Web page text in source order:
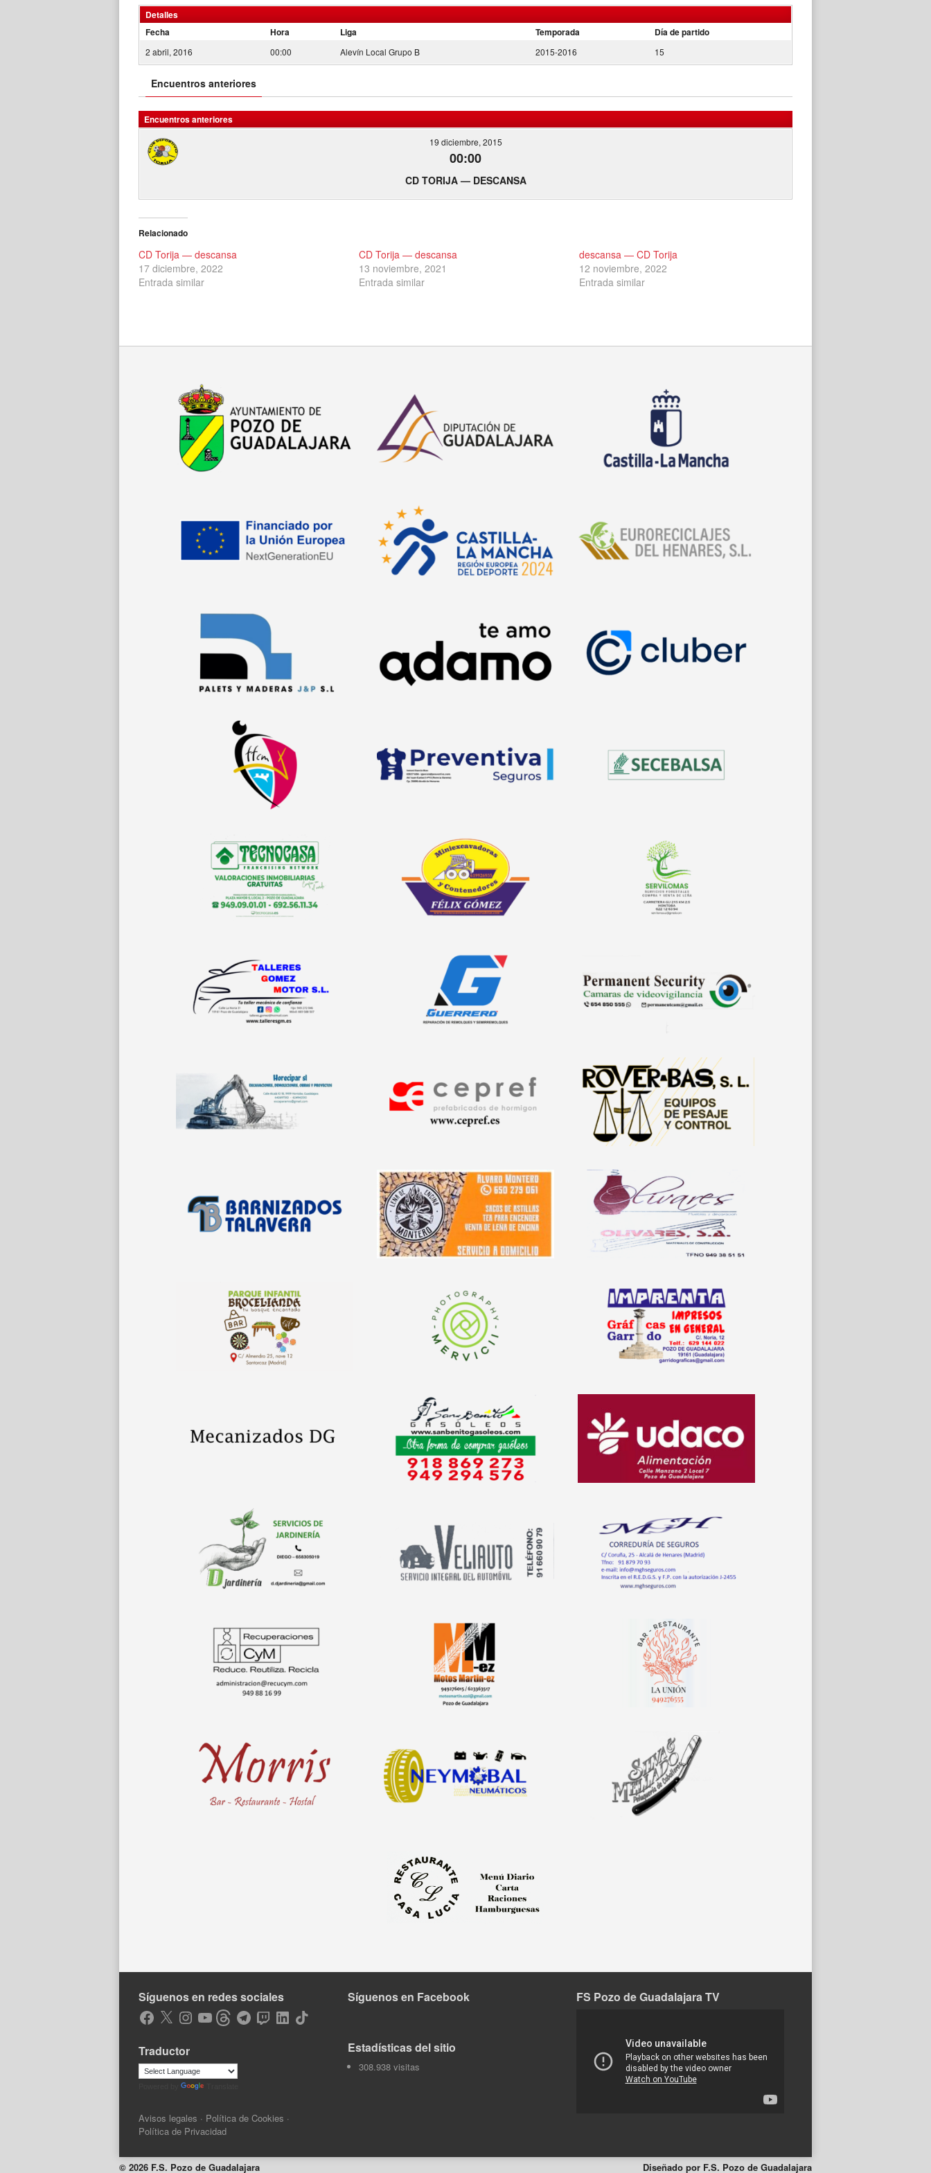
Detalles
Fecha
Hora Liga Temporada Día de partido
2 abril, 2016 00:00 Alevín Local Grupo B 2015-2016 15
Encuentros anteriores
Encuentros anteriores
19 diciembre, 2015
00:00
CD TORIJA — DESCANSA
Relacionado
CD Torija — descansa
17 diciembre, 2022
Entrada similar
CD Torija — descansa
13 noviembre, 2021
Entrada similar
descansa — CD Torija
12 noviembre, 2022
Entrada similar
Síguenos en redes sociales
Facebook
X Instagram
YouTubeThreadsTelegramTwitchLinkedIn
TikTok
Traductor
Avisos legales · Política de Cookies ·
Política de Privacidad
Síguenos en Facebook
Estadísticas del sitio
308.938 visitas
FS Pozo de Guadalajara TV
© 2026 F.S. Pozo de Guadalajara Diseñado por F.S. Pozo de Guadalajara